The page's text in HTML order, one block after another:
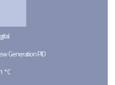
Generation PID
°C